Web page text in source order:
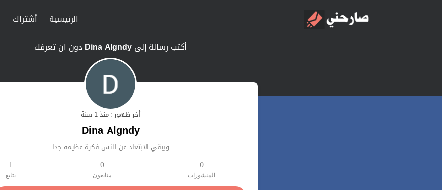
الرئيسية أشتراك
أكتب رسالة إلىDina Algndyدون ان تعرفك
أخر ظهور : منذ 1 سنة
Dina Algndy
ويبقي الابتعاد عن الناس فكرة عظيمه جدا
0
المنشورات
0
متابعون
1
يتابع